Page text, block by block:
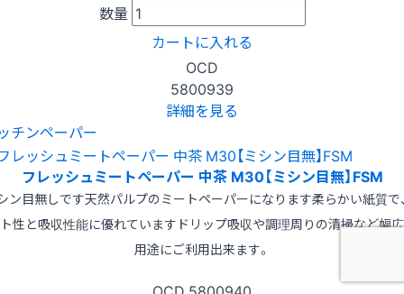
数量
カートに入れる
OCD
5800939
詳細を見る
チンペーパー
フレッシュミートペーパー 中茶 M30【ミシン目無】FSM
ン目無しです天然パルプのミートペーパーになります柔らかい紙質で
性と吸収性能に優れていますドリップ吸収や調理周りの清掃など幅
用途にご利用出来ます。